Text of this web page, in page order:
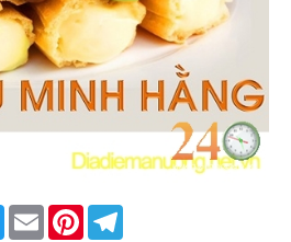
Twitter Email Pinterest